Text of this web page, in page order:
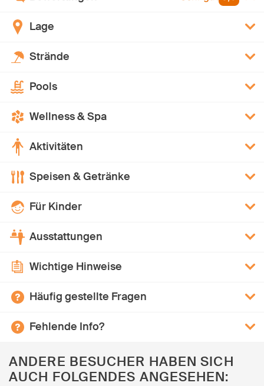
Lage
Strände
Pools
Wellness & Spa
Aktivitäten
Speisen & Getränke
Für Kinder
Ausstattungen
Wichtige Hinweise
Häufig gestellte Fragen
Fehlende Info?
ANDERE BESUCHER HABEN SICH
AUCH FOLGENDES ANGESEHEN: